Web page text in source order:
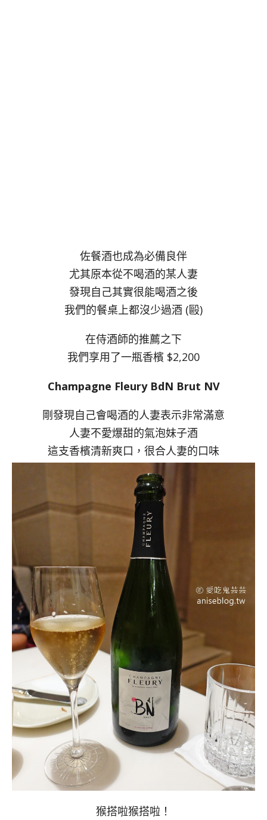
佐餐酒也成為必備良伴
尤其原本從不喝酒的某人妻
發現自己其實很能喝酒之後
我們的餐桌上都沒少過酒 (毆)
在侍酒師的推薦之下
我們享用了一瓶香檳 $2,200
Champagne Fleury BdN Brut NV
剛發現自己會喝酒的人妻表示非常滿意
人妻不愛爆甜的氣泡妹子酒
這支香檳清新爽口，很合人妻的口味
猴搭啦猴搭啦！